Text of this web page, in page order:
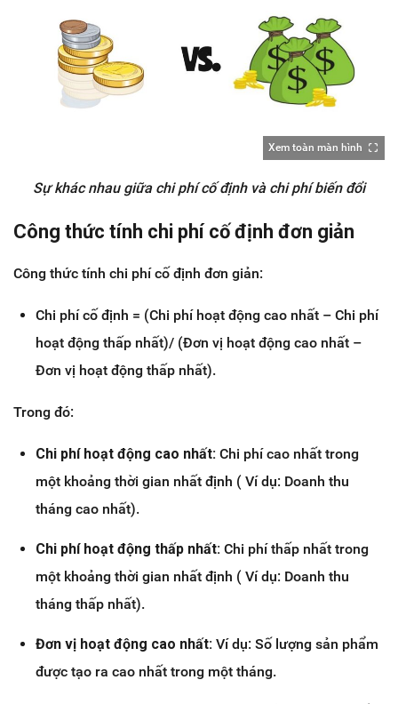
Xem toàn màn hình
Sự khác nhau giữa chi phí cố định và chi phí biến đổi
Công thức tính chi phí cố định đơn giản
Công thức tính chi phí cố định đơn giản:
Chi phí cố định = (Chi phí hoạt động cao nhất – Chi phí
hoạt động thấp nhất)/ (Đơn vị hoạt động cao nhất –
Đơn vị hoạt động thấp nhất).
Trong đó:
Chi phí hoạt động cao nhất: Chi phí cao nhất trong
một khoảng thời gian nhất định ( Ví dụ: Doanh thu
tháng cao nhất).
Chi phí hoạt động thấp nhất: Chi phí thấp nhất trong
một khoảng thời gian nhất định ( Ví dụ: Doanh thu
tháng thấp nhất).
Đơn vị hoạt động cao nhất: Ví dụ: Số lượng sản phẩm
được tạo ra cao nhất trong một tháng.